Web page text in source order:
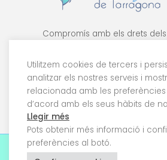
Compromís amb els drets
Utilitzem cookies de tercers i
analitzar els nostres serveis i
relacionada amb les
d’acord amb els seus hàbits de
Llegir més
Pots obtenir més informació i
preferències al botó.